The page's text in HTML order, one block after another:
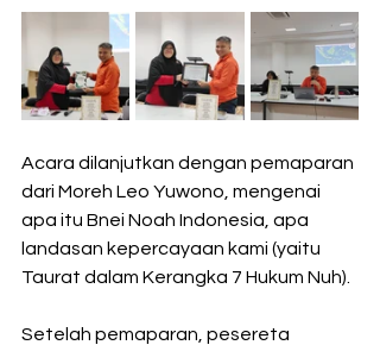
Acara dilanjutkan dengan pemaparan
dari Moreh Leo Yuwono, mengenai
apa itu Bnei Noah Indonesia, apa
landasan kepercayaan kami (yaitu
Taurat dalam Kerangka 7 Hukum Nuh).
Setelah pemaparan, pesereta